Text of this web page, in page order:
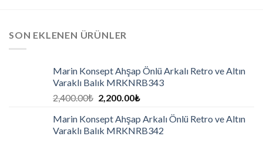
SON EKLENEN ÜRÜNLER
Marin Konsept Ahşap Önlü Arkalı Retro ve Altın
Varaklı Balık MRKNRB343
2,400.00₺ 2,200.00₺
Marin Konsept Ahşap Arkalı Önlü Retro ve Altın
Varaklı Balık MRKNRB342